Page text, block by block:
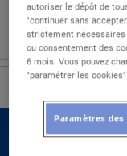
autoriser le dépôt de
"continuer sans
strictement nécessaires
ou consentement des
6 mois. Vous pouvez
"paramétrer les
Paramètres